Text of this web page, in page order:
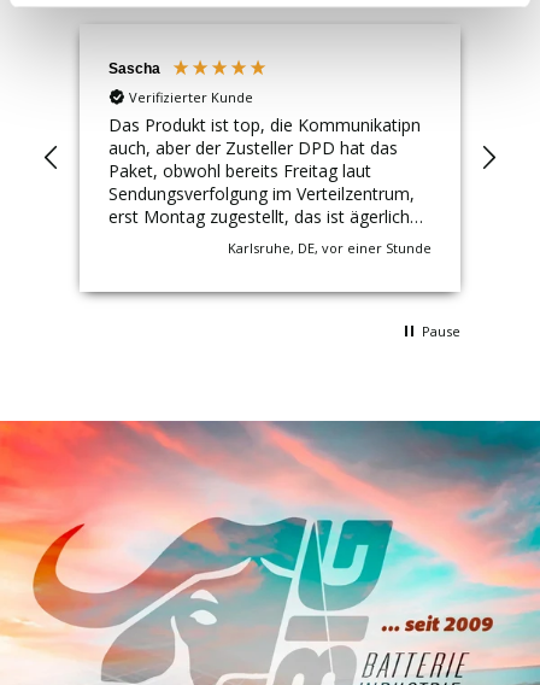
Sascha
Verifizierter Kunde
Das Produkt ist top, die Kommunikatipn
auch, aber der Zusteller DPD hat das
Paket, obwohl bereits Freitag laut
Sendungsverfolgung im Verteilzentrum,
erst Montag zugestellt, das ist ägerlich
und die Mehrkosten für schnelle
Karlsruhe, DE, vor einer Stunde
Pause